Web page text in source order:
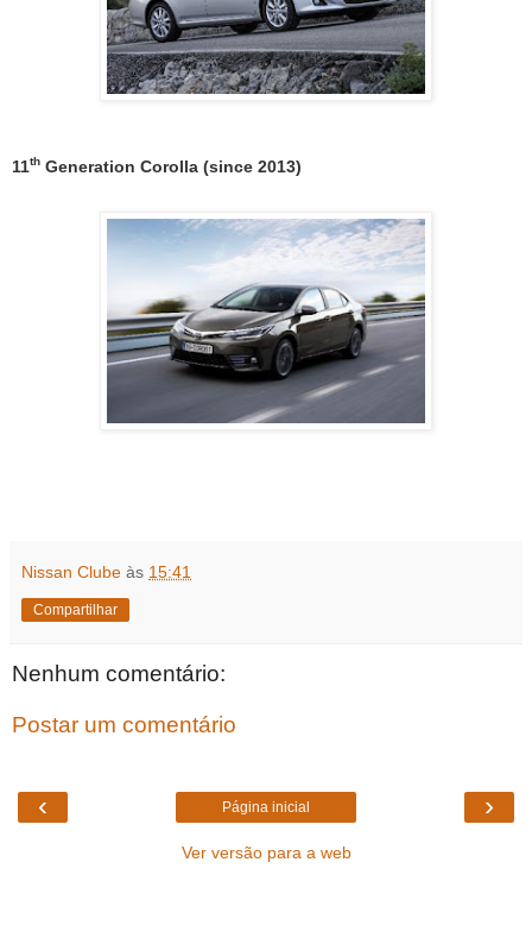
11th Generation Corolla (since 2013)
Nissan Clube às 15:41
Compartilhar
Nenhum comentário:
Postar um comentário
‹ ›
Página inicial
Ver versão para a web